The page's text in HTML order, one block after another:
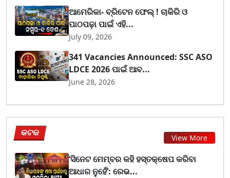
ଆମେରିକା- ବ୍ରିଟେନ ଫେଲ୍ ! ଚାକିରି ଓ
ପାଠପଢ଼ା ପାଇଁ ଏହି...
July 09, 2026
341 Vacancies Announced: SSC ASO
LDCE 2026 ପାଇଁ ଆବ...
June 28, 2026
କଟକ View More
‘ସିନେଟ ମେମ୍ବର କହି ହସ୍ତକ୍ଷେପ କରିବା
ଆଧାର ନୁହେଁ’: ରେଭ...